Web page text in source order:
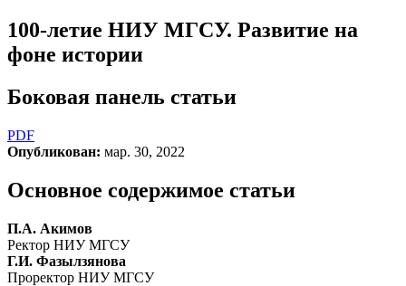
100-летие НИУ МГСУ. Развитие на
фоне истории
Боковая панель статьи
PDF
Опубликован: мар. 30, 2022
Основное содержимое статьи
П.А. Акимов
Ректор НИУ МГСУ
Г.И. Фазылзянова
Проректор НИУ МГСУ